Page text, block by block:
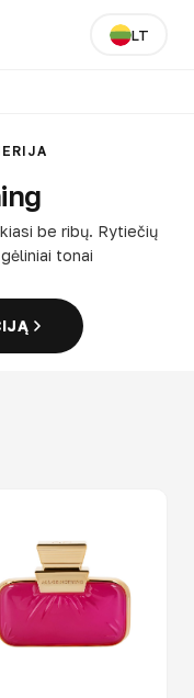
LT
be ribų. Rytiečių
tonai